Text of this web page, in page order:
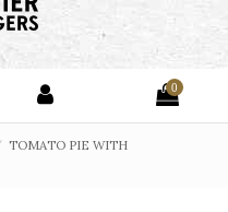
0
TOMATO PIE WITH